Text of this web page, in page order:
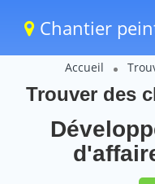
Chantier
Accueil
Trouver des